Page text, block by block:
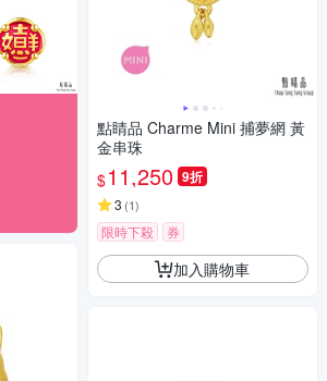
點睛品 Charme Mini 捕夢網 黃
金串珠
$11,250 9折
3 (1)
限時下殺 券
加入購物車